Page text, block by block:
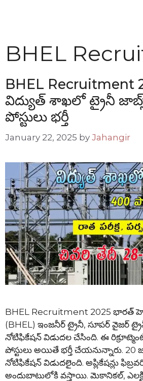
BHEL
BHEL Recruitment
విద్యుత్ శాఖలో ట్రైనీ
పోస్టులు భర్తీ
January 22, 2025 by Jahangir
BHEL Recruitment 2025 భారత్
(BHEL) ఇంజనీర్ ట్రైనీ, సూపర్ వైజర్
నోటిఫికేషన్ విడుదల చేసింది. ఈ
పోస్టులు అయితే భర్తీ చేయనున్నారు. 20
నోటిఫికేషన్ విడుదలైంది. అప్లికేషన్లు
అందుబాటులోకి వస్తాయి. మెకానికల్,